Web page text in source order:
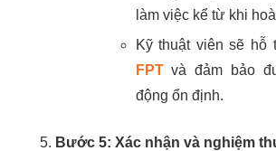
làm việc kể từ khi
Kỹ thuật viên sẽ hỗ
FPTvà đảm bảo
động ổn định.
Bước 5: Xác nhận và nghiệm